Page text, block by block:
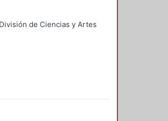
de Ciencias y Artes